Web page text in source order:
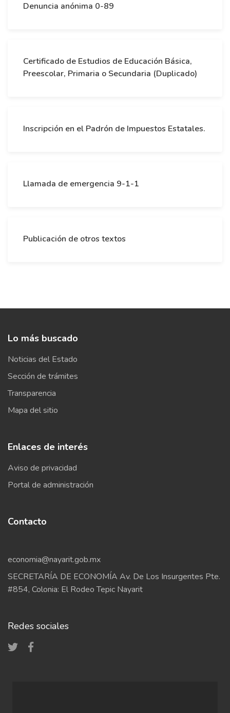
Denuncia anónima 0-89
Certificado de Estudios de Educación Básica,
Preescolar, Primaria o Secundaria (Duplicado)
Inscripción en el Padrón de Impuestos Estatales.
Llamada de emergencia 9-1-1
Publicación de otros textos
Lo más buscado
Noticias del Estado
Sección de trámites
Transparencia
Mapa del sitio
Enlaces de interés
Aviso de privacidad
Portal de administración
Contacto
economia@nayarit.gob.mx
SECRETARÍA DE ECONOMÍA Av. De Los Insurgentes Pte.
#854, Colonia: El Rodeo Tepic Nayarit
Redes sociales